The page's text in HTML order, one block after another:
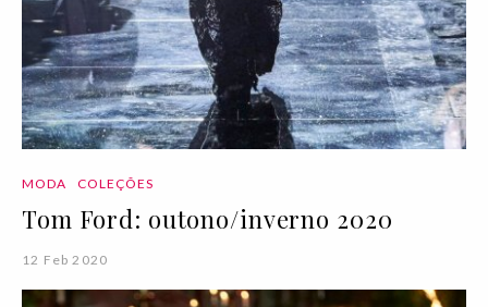
MODA COLEÇÕES
Tom Ford: outono/inverno 2020
12 Feb 2020